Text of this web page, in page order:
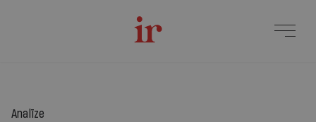
Analīze